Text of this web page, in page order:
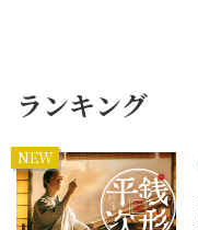
ランキング
NEW